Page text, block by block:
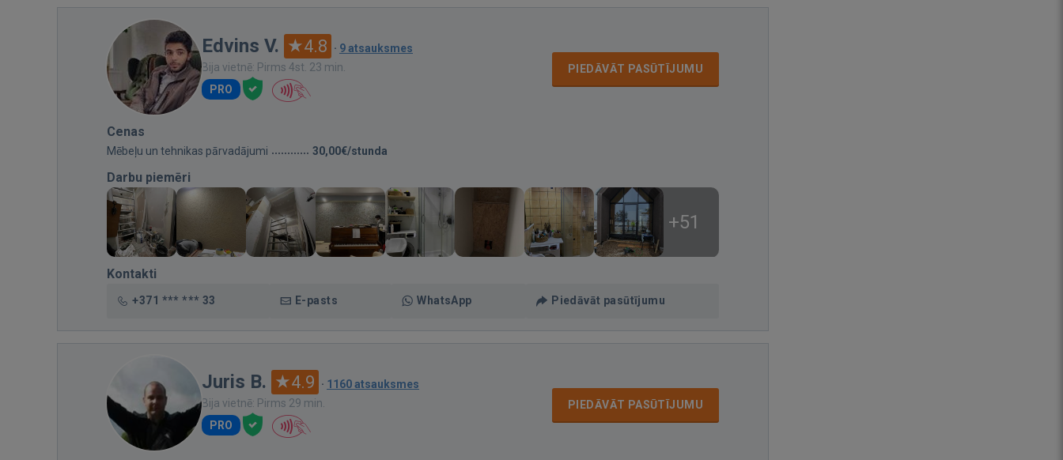
Edvins V. 4.8 · 9 atsauksmes
Bija vietnē: Pirms 4st. 23 min.
PRO
PIEDĀVĀT PASŪTĪJUMU
Cenas
Mēbeļu un tehnikas pārvadājumi 30,00€/stunda
Darbu piemēri
+51
Kontakti
+371 *** *** 33 E-pasts WhatsApp Piedāvāt pasūtījumu
Juris B. 4.9 · 1160 atsauksmes
Bija vietnē: Pirms 29 min.
PRO
PIEDĀVĀT PASŪTĪJUMU